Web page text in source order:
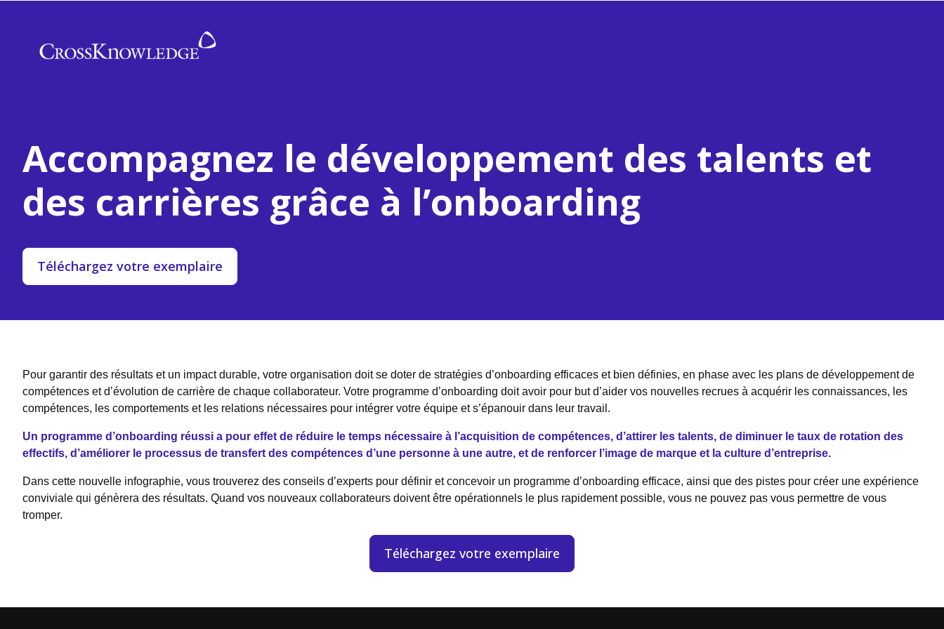
Accompagnez le développement des talents et
des carrières grâce à l’onboarding
Téléchargez votre exemplaire
Pour garantir des résultats et un impact durable, votre organisation doit se doter de stratégies d’onboarding efficaces et bien définies, en phase avec les plans de développement de
compétences et d’évolution de carrière de chaque collaborateur. Votre programme d’onboarding doit avoir pour but d’aider vos nouvelles recrues à acquérir les connaissances, les
compétences, les comportements et les relations nécessaires pour intégrer votre équipe et s’épanouir dans leur travail.
Un programme d’onboarding réussi a pour effet de réduire le temps nécessaire à l’acquisition de compétences, d’attirer les talents, de diminuer le taux de rotation des
effectifs, d’améliorer le processus de transfert des compétences d’une personne à une autre, et de renforcer l’image de marque et la culture d’entreprise.
Dans cette nouvelle infographie, vous trouverez des conseils d’experts pour définir et concevoir un programme d’onboarding efficace, ainsi que des pistes pour créer une expérience
conviviale qui génèrera des résultats. Quand vos nouveaux collaborateurs doivent être opérationnels le plus rapidement possible, vous ne pouvez pas vous permettre de vous
tromper.
Téléchargez votre exemplaire